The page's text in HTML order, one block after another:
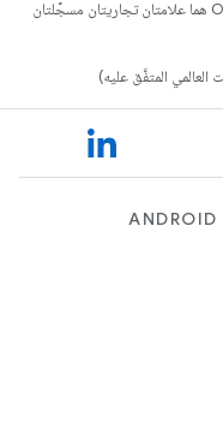
. إنّ Java وOpenJDK هما علامتان تجاريتان مسجَّلتان